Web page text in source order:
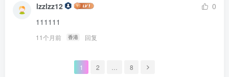
lzzlzz12
0
111111
11个月前 香港 回复
1 2 8